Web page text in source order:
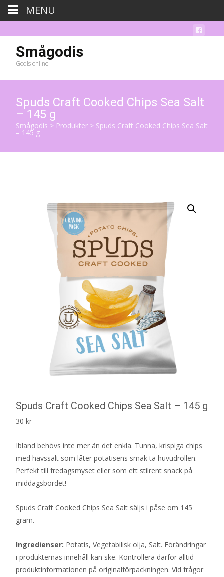
Smågodis
Godis online
Spuds Craft Cooked Chips Sea Salt
– 145 g
Smågodis > Produkter > Spuds Craft Cooked Chips Sea Salt
– 145 g
Spuds Craft Cooked Chips Sea Salt – 145 g
30 kr
Ibland behövs inte mer än det enkla. Tunna, krispiga chips
med havssalt som låter potatisens smak ta huvudrollen.
Perfekt till fredagsmyset eller som ett stilrent snack på
middagsbordet!
Spuds Craft Cooked Chips Sea Salt säljs i påse om 145
gram.
Ingredienser: Potatis, Vegetabilisk olja, Salt. Förändringar
i produkternas innehåll kan ske. Kontrollera därför alltid
produktinformationen på originalförpackningen. Vid frågor
MENU